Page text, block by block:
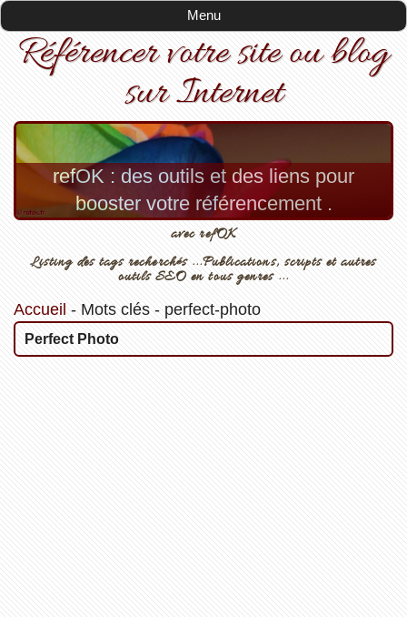
Menu
Référencer votre site ou blog
sur Internet
refOK : des outils et des liens pour
booster votre référencement .
avec refOK
Listing des tags recherchés ...Publications, scripts et autres
outils SEO en tous genres ...
Accueil - Mots clés- perfect-photo
Perfect Photo